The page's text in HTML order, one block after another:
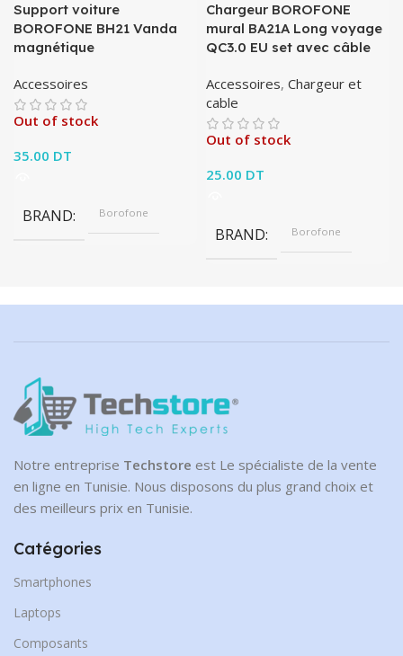
Support voiture
BOROFONE BH21 Vanda
magnétique
Accessoires
Out of stock
35.00 DT
BRAND Borofone
Chargeur BOROFONE
mural BA21A Long voyage
QC3.0 EU set avec câble
Accessoires, Chargeur et
cable
Out of stock
25.00 DT
BRAND Borofone
Notre entreprise Techstore est Le spécialiste de la vente
en ligne en Tunisie. Nous disposons du plus grand choix et
des meilleurs prix en Tunisie.
Catégories
Smartphones
Laptops
Composants